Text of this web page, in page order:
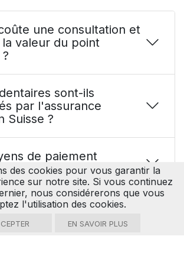
une consultation et
valeur du point
sont-ils
par l'assurance
Suisse ?
de paiement
?
vous les patients
les écoles ?
des cookies pour vous garantir la
sur notre site. Si vous continuez
nous considérerons que vous
l'utilisation des cookies.
EN SAVOIR PLUS